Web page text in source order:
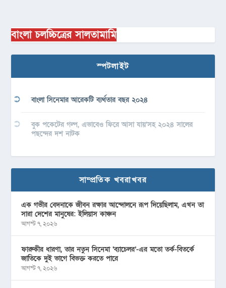
বাংলা চলচ্চিত্রের সালতামামি
স্পটলাইট
বাংলা সিনেমার আরেকটি ব্যর্থতার বছর ২০২৪
বুক পকেটের গল্প, এভাবেও ফিরে আসা যায়’সহ ২০২৪ সালের
পছন্দের দশ নাটক
সাম্প্রতিক খবরাখবর
এক গভীর বেদনাকে জীবন রক্ষার আন্দোলনে রূপ দিয়েছিলাম, এখন তা
সারা দেশের মানুষের: ইলিয়াস কাঞ্চন
আগস্ট ৭, ২০২৬
ফারুকীর ধারণা, তার নতুন সিনেমা ‘ব্যাচেলর’-এর মতো তর্ক-বিতর্কে
জাতিকে দুই ভাগে বিভক্ত করতে পারে
আগস্ট ৭, ২০২৬